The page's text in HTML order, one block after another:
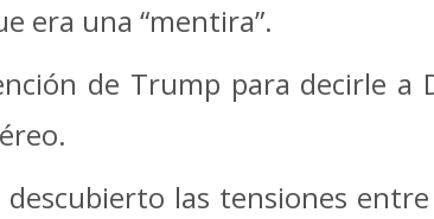
era una “mentira”.
de Trump para decirle a
las tensiones